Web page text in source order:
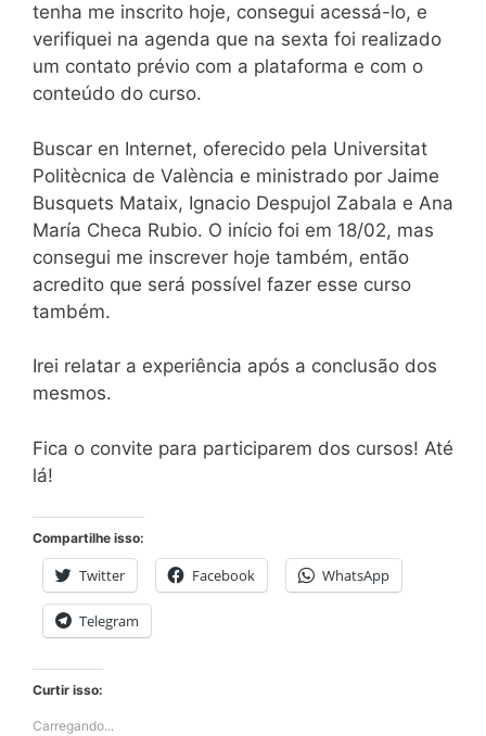
tenha me inscrito hoje, consegui acessá-lo, e
verifiquei na agenda que na sexta foi realizado
um contato prévio com a plataforma e com o
conteúdo do curso.
Buscar en Internet, oferecido pela Universitat
Politècnica de València e ministrado por Jaime
Busquets Mataix, Ignacio Despujol Zabala e Ana
María Checa Rubio. O início foi em 18/02, mas
consegui me inscrever hoje também, então
acredito que será possível fazer esse curso
também.
Irei relatar a experiência após a conclusão dos
mesmos.
Fica o convite para participarem dos cursos! Até
lá!
Compartilhe isso:
Twitter Facebook WhatsApp
Telegram
Curtir isso:
Carregando...